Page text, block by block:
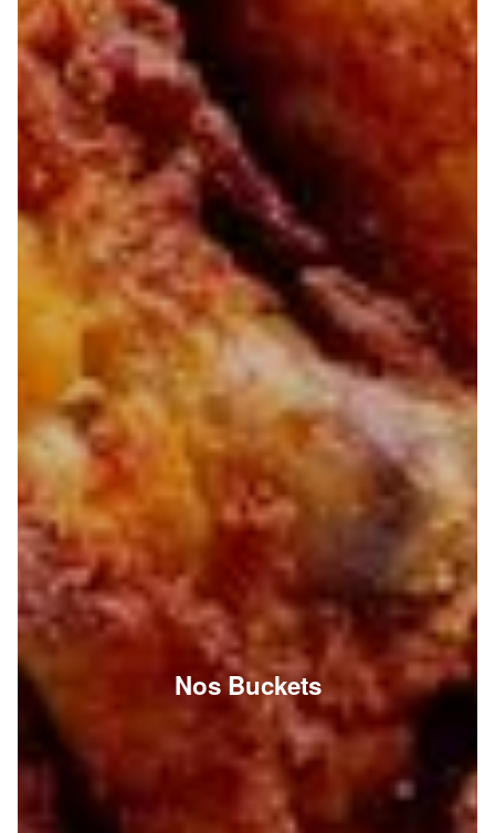
Nos Buckets